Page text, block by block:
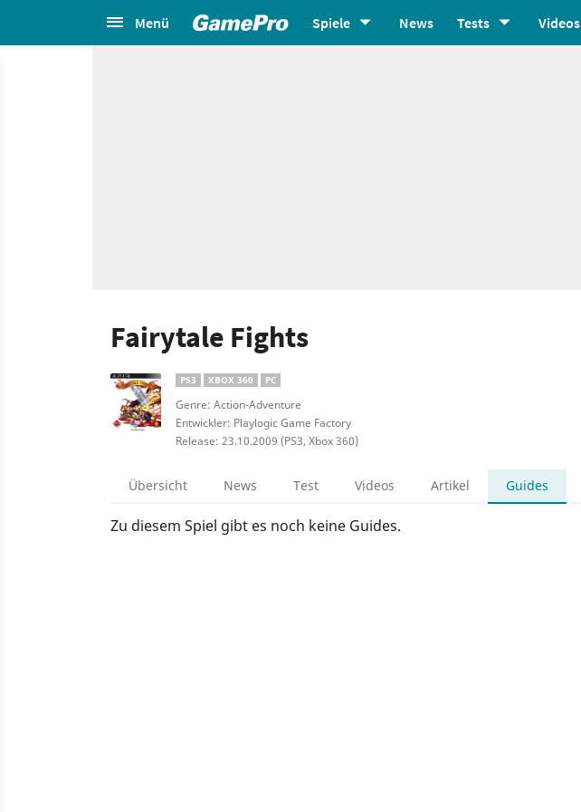
Menü Spiele News Tests Videos
Fairytale Fights
PS3 XBOX 360 PC
Genre: Action-Adventure
Entwickler: Playlogic Game Factory
Release: 23.10.2009 (PS3, Xbox 360)
Übersicht News Test Videos Artikel Guides
Zu diesem Spiel gibt es noch keine Guides.